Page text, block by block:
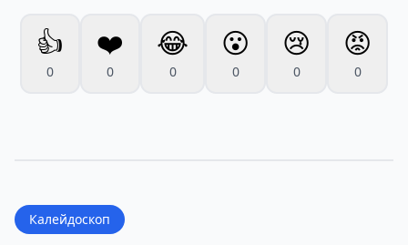
👍
0
❤️
0
😂
0
😮
0
😢
0
😡
0
Калейдоскоп